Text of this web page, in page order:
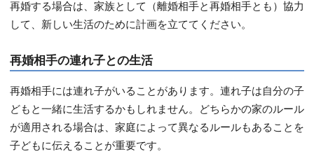
再婚する場合は、家族として（離婚相手と再婚相手とも）協力
して、新しい生活のために計画を立ててください。
再婚相手の連れ子との生活
再婚相手には連れ子がいることがあります。連れ子は自分の子
どもと一緒に生活するかもしれません。どちらかの家のルール
が適用される場合は、家庭によって異なるルールもあることを
子どもに伝えることが重要です。